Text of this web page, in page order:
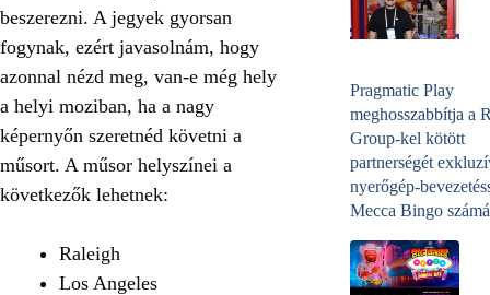
beszerezni. A jegyek gyorsan
fogynak, ezért javasolnám, hogy
azonnal nézd meg, van-e még hely
a helyi moziban, ha a nagy
képernyőn szeretnéd követni a
műsort. A műsor helyszínei a
következők lehetnek:
Raleigh
Los Angeles
Pragmatic Play
meghosszabbítja a
Group-kel kötött
partnerségét
nyerőgép-
Mecca Bingo